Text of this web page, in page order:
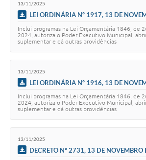
13/11/2025
LEI ORDINÁRIA Nº 1917, 13 DE
Inclui programas na Lei Orçamentária 1846, de
2024, autoriza o Poder Executivo Municipal,
suplementar e dá outras providências
13/11/2025
LEI ORDINÁRIA Nº 1916, 13 DE
Inclui programas na Lei Orçamentária 1846, de
2024, autoriza o Poder Executivo Municipal,
suplementar e dá outras providências
13/11/2025
DECRETO Nº 2731, 13 DE NOVEMBRO